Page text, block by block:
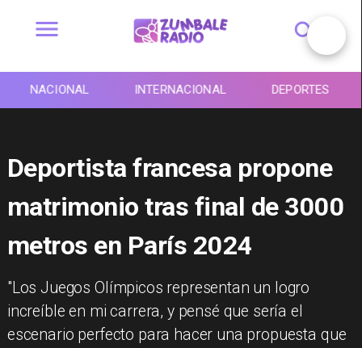
NACIONAL INTERNACIONAL DEPORTES
Deportista francesa propone
matrimonio tras final de 3000
metros en París 2024
"Los Juegos Olímpicos representan un logro
increíble en mi carrera, y pensé que sería el
escenario perfecto para hacer una propuesta que